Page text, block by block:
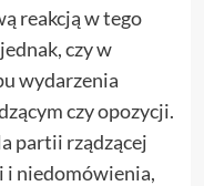
reakcją w tego
czy w
wydarzenia
czy opozycji.
partii rządzącej
i niedomówienia,